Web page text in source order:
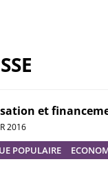
et
2016
POPULAIRE